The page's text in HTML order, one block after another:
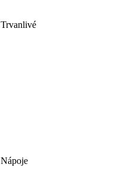
Trvanlivé
Nápoje